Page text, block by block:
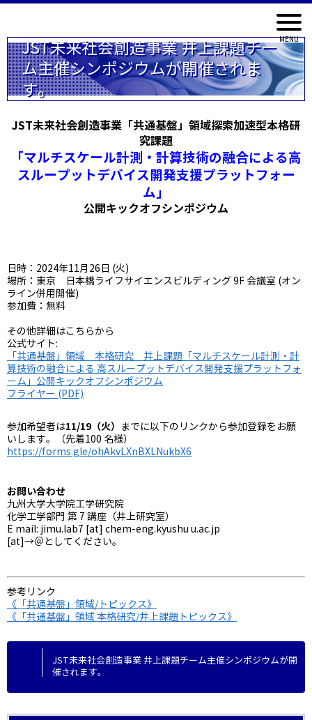
JST未来社会創造事業 井上課題チーム主催シンポジウムが開
催されます。
JST未来社会創造事業 井上課題チー
ム主催シンポジウムが開催されま
す。
JST未来社会創造事業「共通基盤」領域探索加速型本格研
究課題
「マルチスケール計測・計算技術の融合による高
スループットデバイス開発支援プラットフォー
ム」
公開キックオフシンポジウム
日時：2024年11月26日 (火)
場所：東京 日本橋ライフサイエンスビルディング 9F 会議室 (オン
ライン併用開催)
参加費：無料
その他詳細はこちらから
公式サイト:
「共通基盤」領域 本格研究 井上課題「マルチスケール計測・計
算技術の融合による 高スループットデバイス開発支援プラットフォ
ーム」公開キックオフシンポジウム
フライヤー (PDF)
参加希望者は11/19（火）
までに以下のリンクから参加登録をお願
いします。（先着100 名様）
https://forms.gle/ohAkvLXnBXLNukbX6
お問い合わせ
九州大学大学院工学研究院
化学工学部門 第 7 講座（井上研究室）
E mail: jimu.lab7 [at] chem-eng.kyushu u.ac.jp
[at]→＠としてください。
参考リンク
《「共通基盤」領域/トピックス》
《「共通基盤」領域 本格研究/井上課題トピックス》